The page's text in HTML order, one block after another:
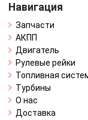
Навигация
Запчасти
АКПП
Двигатель
Рулевые рейки
Топливная
Турбины
О нас
Доставка